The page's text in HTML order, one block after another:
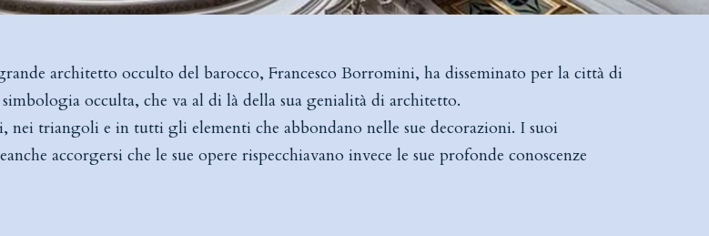
architetto occulto del barocco, Francesco Borromini, ha disseminato per la città di
occulta, che va al di là della sua genialità di architetto.
nei triangoli e in tutti gli elementi che abbondano nelle sue decorazioni. I suoi
accorgersi che le sue opere rispecchiavano invece le sue profonde conoscenze